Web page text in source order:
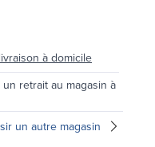
livraison à domicile
retrait au magasin à
un autre magasin